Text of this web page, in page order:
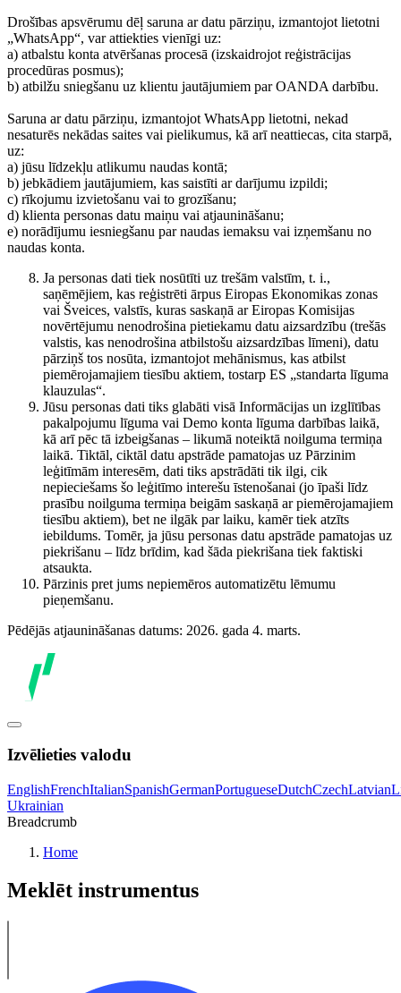
Drošības apsvērumu dēļ saruna ar datu pārziņu, izmantojot lietotni
„WhatsApp“, var attiekties vienīgi uz:
a) atbalstu konta atvēršanas procesā (izskaidrojot reģistrācijas
procedūras posmus);
b) atbilžu sniegšanu uz klientu jautājumiem par OANDA darbību.
Saruna ar datu pārziņu, izmantojot WhatsApp lietotni, nekad
nesaturēs nekādas saites vai pielikumus, kā arī neattiecas, cita starpā,
uz:
a) jūsu līdzekļu atlikumu naudas kontā;
b) jebkādiem jautājumiem, kas saistīti ar darījumu izpildi;
c) rīkojumu izvietošanu vai to grozīšanu;
d) klienta personas datu maiņu vai atjaunināšanu;
e) norādījumu iesniegšanu par naudas iemaksu vai izņemšanu no
naudas konta.
Ja personas dati tiek nosūtīti uz trešām valstīm, t. i.,
saņēmējiem, kas reģistrēti ārpus Eiropas Ekonomikas zonas
vai Šveices, valstīs, kuras saskaņā ar Eiropas Komisijas
novērtējumu nenodrošina pietiekamu datu aizsardzību (trešās
valstis, kas nenodrošina atbilstošu aizsardzības līmeni), datu
pārziņš tos nosūta, izmantojot mehānismus, kas atbilst
piemērojamajiem tiesību aktiem, tostarp ES „standarta līguma
klauzulas“.
Jūsu personas dati tiks glabāti visā Informācijas un izglītības
pakalpojumu līguma vai Demo konta līguma darbības laikā,
kā arī pēc tā izbeigšanas – likumā noteiktā noilguma termiņa
laikā. Tiktāl, ciktāl datu apstrāde pamatojas uz Pārzinim
leģitīmām interesēm, dati tiks apstrādāti tik ilgi, cik
nepieciešams šo leģitīmo interešu īstenošanai (jo īpaši līdz
prasību noilguma termiņa beigām saskaņā ar piemērojamajiem
tiesību aktiem), bet ne ilgāk par laiku, kamēr tiek atzīts
iebildums. Tomēr, ja jūsu personas datu apstrāde pamatojas uz
piekrišanu – līdz brīdim, kad šāda piekrišana tiek faktiski
atsaukta.
Pārzinis pret jums nepiemēros automatizētu lēmumu
pieņemšanu.
Pēdējās atjaunināšanas datums: 2026. gada 4. marts.
Izvēlieties valodu
EnglishFrenchItalianSpanishGermanPortugueseDutchCzechLatvian
Ukrainian
Breadcrumb
Home
Meklēt instrumentus